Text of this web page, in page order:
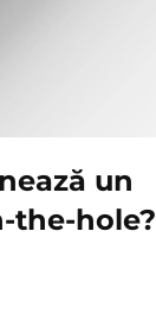
un
the-hole?